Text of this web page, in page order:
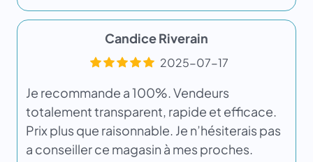
Candice Riverain
2025-07-17
Je recommande a 100%. Vendeurs
totalement transparent, rapide et efficace.
Prix plus que raisonnable. Je n’hésiterais pas
a conseiller ce magasin à mes proches.